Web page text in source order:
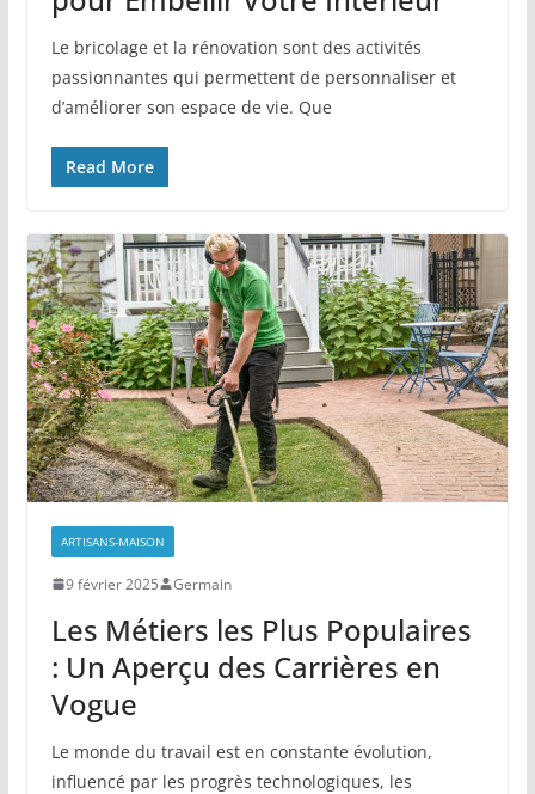
Le bricolage et la rénovation sont des activités
passionnantes qui permettent de personnaliser et
d’améliorer son espace de vie. Que
Read More
ARTISANS-MAISON
9 février 2025 Germain
Les Métiers les Plus Populaires
: Un Aperçu des Carrières en
Vogue
Le monde du travail est en constante évolution,
influencé par les progrès technologiques, les